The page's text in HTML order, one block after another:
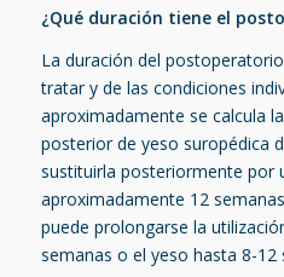
¿Qué duración tiene el
La duración del
tratar y de las condiciones
aproximadamente se calcula
posterior de yeso suropédica
sustituirla posteriormente por
aproximadamente 12
puede prolongarse la
semanas o el yeso hasta 8-12